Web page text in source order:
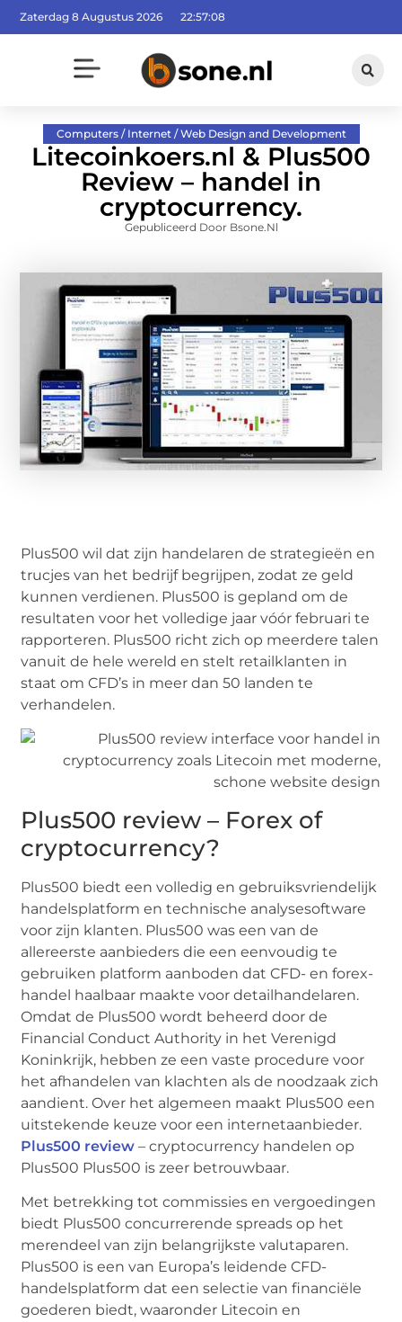
Zaterdag 8 Augustus 2026 22:57:08
Computers / Internet / Web Design and Development
Litecoinkoers.nl & Plus500
Review – handel in
cryptocurrency.
Gepubliceerd Door Bsone.nl
Plus500 wil dat zijn handelaren de strategieën en
trucjes van het bedrijf begrijpen, zodat ze geld
kunnen verdienen. Plus500 is gepland om de
resultaten voor het volledige jaar vóór februari te
rapporteren. Plus500 richt zich op meerdere talen
vanuit de hele wereld en stelt retailklanten in
staat om CFD’s in meer dan 50 landen te
verhandelen.
Plus500 review – Forex of
cryptocurrency?
Plus500 biedt een volledig en gebruiksvriendelijk
handelsplatform en technische analysesoftware
voor zijn klanten. Plus500 was een van de
allereerste aanbieders die een eenvoudig te
gebruiken platform aanboden dat CFD- en forex-
handel haalbaar maakte voor detailhandelaren.
Omdat de Plus500 wordt beheerd door de
Financial Conduct Authority in het Verenigd
Koninkrijk, hebben ze een vaste procedure voor
het afhandelen van klachten als de noodzaak zich
aandient. Over het algemeen maakt Plus500 een
uitstekende keuze voor een internetaanbieder.
Plus500 review – cryptocurrency handelen op
Plus500 Plus500 is zeer betrouwbaar.
Met betrekking tot commissies en vergoedingen
biedt Plus500 concurrerende spreads op het
merendeel van zijn belangrijkste valutaparen.
Plus500 is een van Europa’s leidende CFD-
handelsplatform dat een selectie van financiële
goederen biedt, waaronder Litecoin en